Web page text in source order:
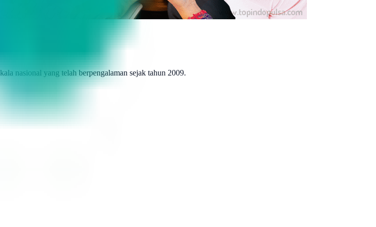
nasional yang telah berpengalaman sejak tahun 2009.